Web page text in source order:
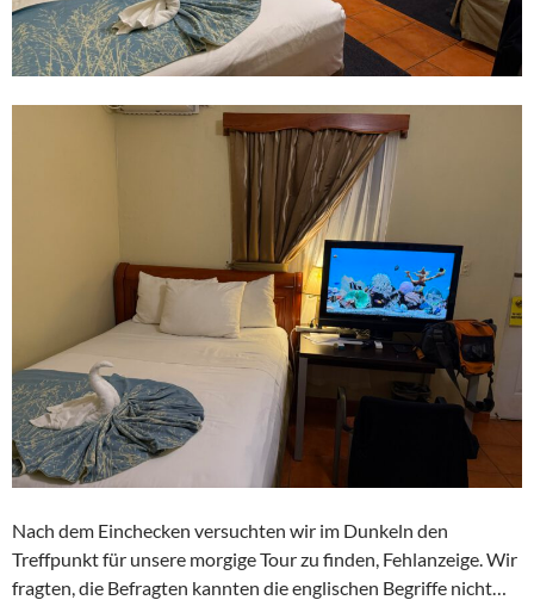
Nach dem Einchecken versuchten wir im Dunkeln den
Treffpunkt für unsere morgige Tour zu finden, Fehlanzeige. Wir
fragten, die Befragten kannten die englischen Begriffe nicht…